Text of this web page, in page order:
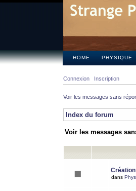
HOME PHYSIQUE
Connexion Inscription
Voir les messages sans
Index du forum
Voir les messages
dans